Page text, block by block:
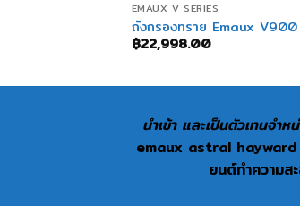
EMAUX V SERIES
ถังกรองทราย Emaux V900
฿22,998.00
นำเข้า และเป็นตัวเทนจำ
emaux astral
ยนต์ทำความส